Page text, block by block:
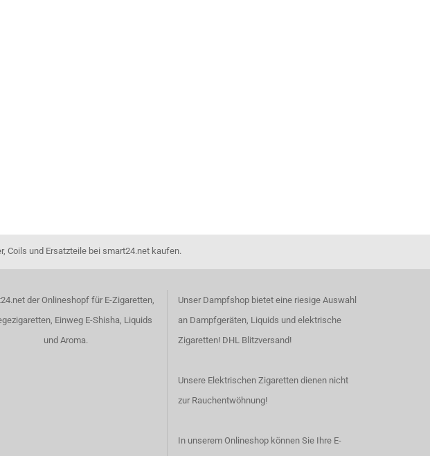
Coils und Ersatzteile bei smart24.net kaufen.
der Onlineshopf für E-Zigaretten,
Einweg E-Shisha, Liquids
und Aroma.
Unser Dampfshop bietet eine riesige Auswahl
an Dampfgeräten, Liquids und elektrische
Zigaretten! DHL Blitzversand!
Unsere Elektrischen Zigaretten dienen nicht
zur Rauchentwöhnung!
In unserem Onlineshop können Sie Ihre E-